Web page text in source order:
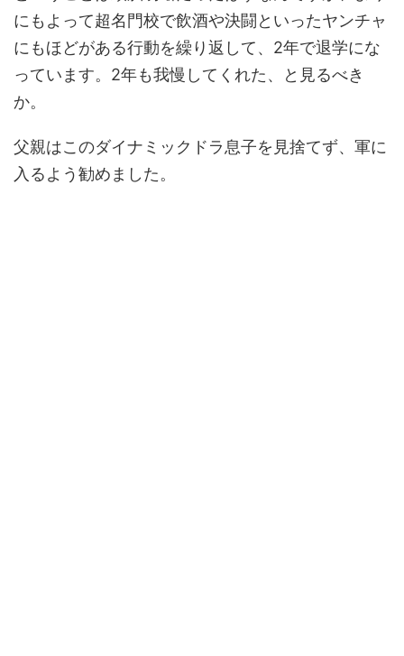
にもよって超名門校で飲酒や決闘といったヤンチャ
にもほどがある行動を繰り返して、2年で退学にな
っています。2年も我慢してくれた、と見るべき
か。
父親はこのダイナミックドラ息子を見捨てず、軍に
入るよう勧めました。